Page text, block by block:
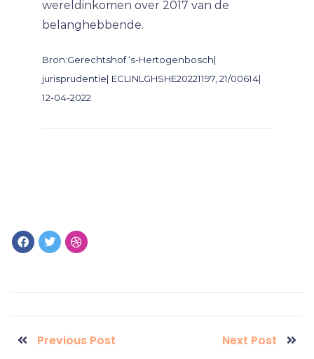
wereldinkomen over 2017 van de
belanghebbende.
Bron:Gerechtshof ‘s-Hertogenbosch|
jurisprudentie| ECLINLGHSHE20221197, 21/00614|
12-04-2022
Previous Post Next Post